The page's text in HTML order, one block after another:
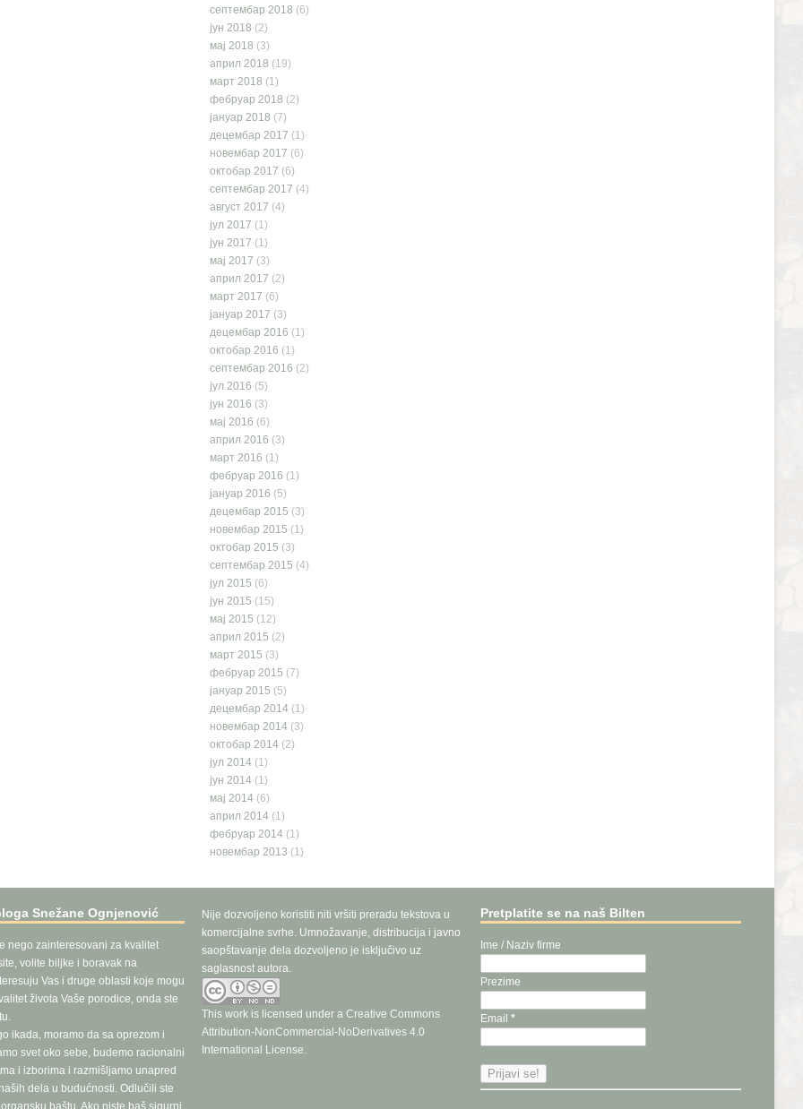
септембар 2018 (6)
јун 2018 (2)
мај 2018 (3)
април 2018 (19)
март 2018 (1)
фебруар 2018 (2)
јануар 2018 (7)
децембар 2017 (1)
новембар 2017 (6)
октобар 2017 (6)
септембар 2017 (4)
август 2017 (4)
јул 2017 (1)
јун 2017 (1)
мај 2017 (3)
април 2017 (2)
март 2017 (6)
јануар 2017 (3)
децембар 2016 (1)
октобар 2016 (1)
септембар 2016 (2)
јул 2016 (5)
јун 2016 (3)
мај 2016 (6)
април 2016 (3)
март 2016 (1)
фебруар 2016 (1)
јануар 2016 (5)
децембар 2015 (3)
новембар 2015 (1)
октобар 2015 (3)
септембар 2015 (4)
јул 2015 (6)
јун 2015 (15)
мај 2015 (12)
април 2015 (2)
март 2015 (3)
фебруар 2015 (7)
јануар 2015 (5)
децембар 2014(1)
новембар 2014(3)
октобар 2014(2)
јул 2014(1)
јун 2014(1)
мај 2014(6)
април 2014(1)
фебруар 2014(1)
новембар 2013 (1)
Snežane Ognjenović
nego zainteresovani za kvalitet
volite biljke i boravak na
Vas i druge oblasti koje mogu
života Vaše porodice, onda ste
ikada, moramo da sa oprezom i
svet oko sebe, budemo racionalni
i izborima i razmišljamo unapred
dela u budućnosti. Odlučili ste
baštu. Ako niste baš sigurni
Nije dozvoljeno koristiti niti vršiti preradu tekstova u
komercijalne svrhe. Umnožavanje, distribucija i javno
saopštavanje dela dozvoljeno je isključivo uz
saglasnost autora.
This work is licensed under aCreative Commons
Attribution-NonCommercial-NoDerivatives 4.0
International License.
Pretplatite se na naš Bilten
Ime / Naziv firme
Prezime
Email*